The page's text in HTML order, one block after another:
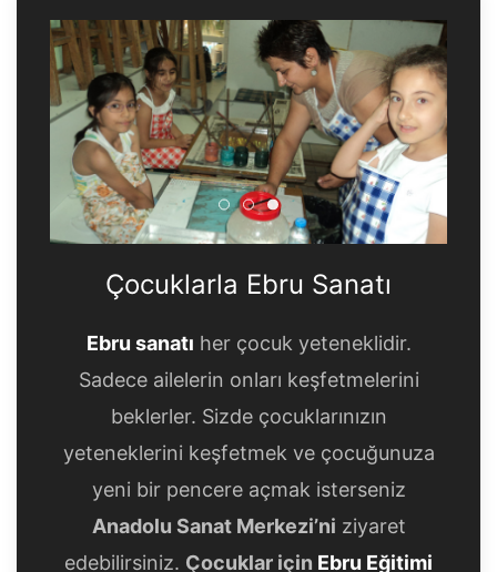
Çocuklarla Ebru Sanatı
Çocuklarla Ebru Sanatı
Çocuklarla Ebru Sanatı
Çocuklarla Ebru Sanatı
Ebru sanatı her çocuk yeteneklidir.
Sadece ailelerin onları keşfetmelerini
beklerler. Sizde çocuklarınızın
yeteneklerini keşfetmek ve çocuğunuza
yeni bir pencere açmak isterseniz
Anadolu Sanat Merkezi’ni ziyaret
edebilirsiniz. Çocuklar için Ebru Eğitimi